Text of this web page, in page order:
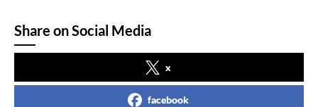
Share on Social Media
x
facebook